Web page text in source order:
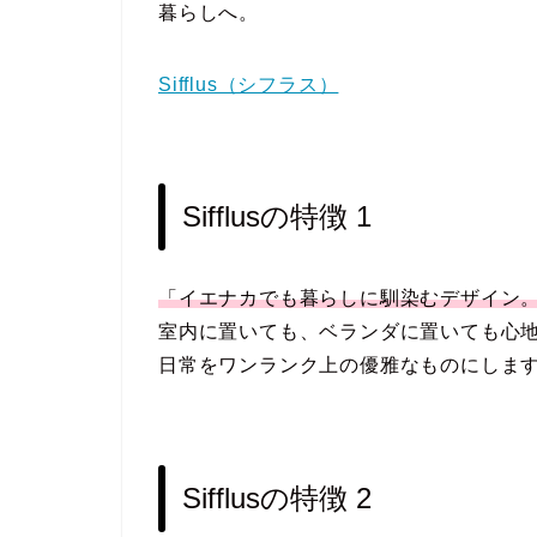
暮らしへ。
Sifflus（シフラス）
Sifflusの特徴 1
「イエナカでも暮らしに馴染むデザイン
室内に置いても、ベランダに置いても心
日常をワンランク上の優雅なものにします
Sifflusの特徴 2